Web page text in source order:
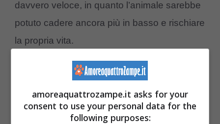
davvero veloce, in quanto l’animale sarebbe
potuto cadere ancora più in basso e rischiare
la propria vita.
Ti potrebbe interessare anche >>>
ragazzi salvano un cane intrappolato in un
canale – VIDEO
amoreaquattrozampe.it asks for your
consent to use your personal data for the
following purposes: